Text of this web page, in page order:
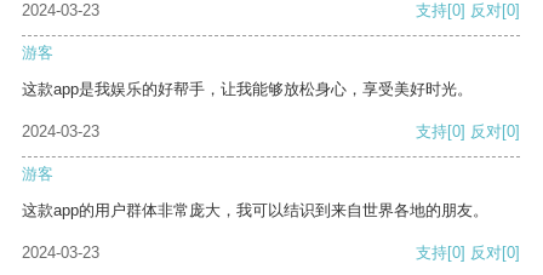
2024-03-23
支持[0] 反对[0]
游客
这款app是我娱乐的好帮手，让我能够放松身心，享受美好时光。
2024-03-23 支持[0] 反对[0]
游客
这款app的用户群体非常庞大，我可以结识到来自世界各地的朋友。
2024-03-23 支持[0] 反对[0]